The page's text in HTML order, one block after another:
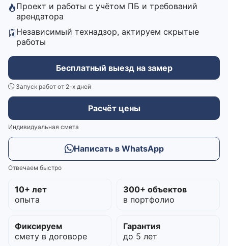
Проект и работы с учётом ПБ и требований
арендатора
Независимый технадзор, актируем скрытые
работы
Бесплатный выезд на замер
Запуск работ от 2-х дней
Расчёт цены
Индивидуальная смета
Написать в WhatsApp
Отвечаем быстро
10+ лет
опыта
300+ объектов
в портфолио
Фиксируем
смету в договоре
Гарантия
до 5 лет